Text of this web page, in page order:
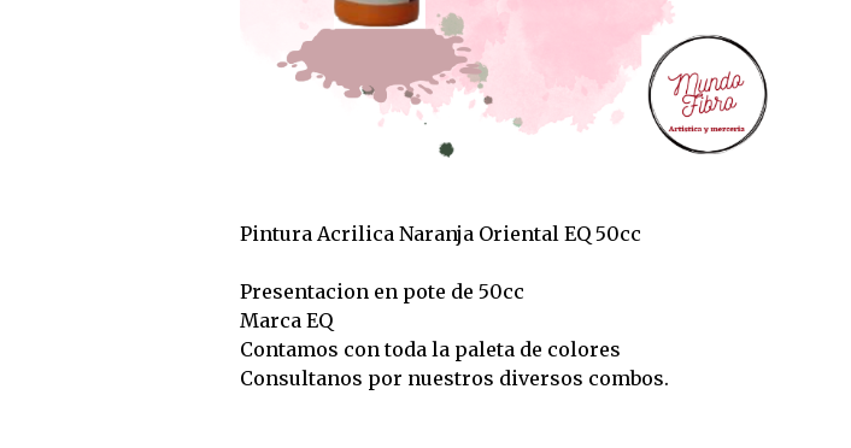
Pintura Acrilica Naranja Oriental EQ 50cc
Presentacion en pote de 50cc
Marca EQ
Contamos con toda la paleta de colores
Consultanos por nuestros diversos combos.